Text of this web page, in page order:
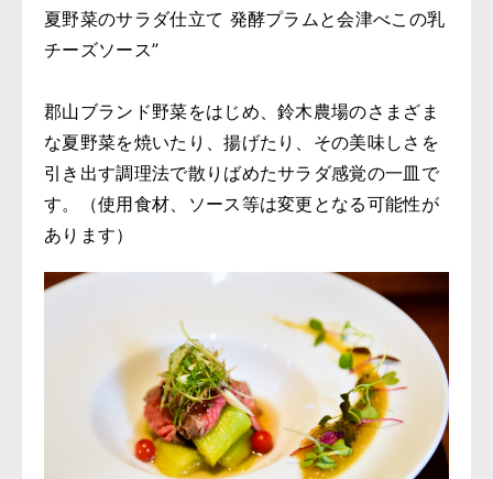
夏野菜のサラダ仕立て 発酵プラムと会津べこの乳
チーズソース”
郡山ブランド野菜をはじめ、鈴木農場のさまざま
な夏野菜を焼いたり、揚げたり、その美味しさを
引き出す調理法で散りばめたサラダ感覚の一皿で
す。（使用食材、ソース等は変更となる可能性が
あります）